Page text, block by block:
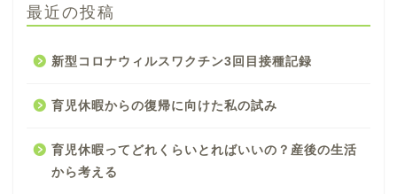
最近の投稿
新型コロナウィルスワクチン3回目接種記録
育児休暇からの復帰に向けた私の試み
育児休暇ってどれくらいとればいいの？産後の生活
から考える